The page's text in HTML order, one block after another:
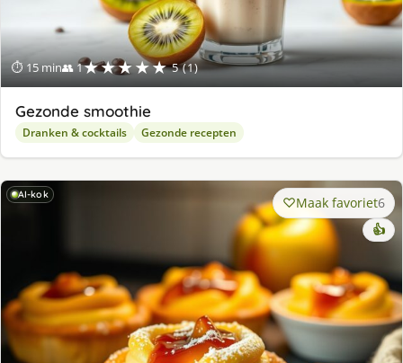
⏱ 15 min👥 1★★★★★ 5 (1)
Gezonde smoothie
Dranken & cocktails Gezonde recepten
AI-kok Maak favoriet6
👍